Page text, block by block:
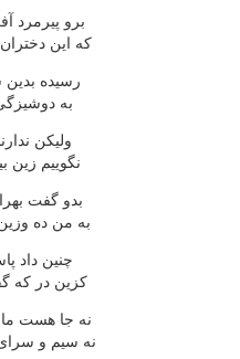
برو پیرمرد
که این
رسیده بدین
به دوشیزگی
ولیکن
نگوییم
بدو گفت
به من ده
چنین داد
کزین در که
نه جا هست ما
نه سیم و